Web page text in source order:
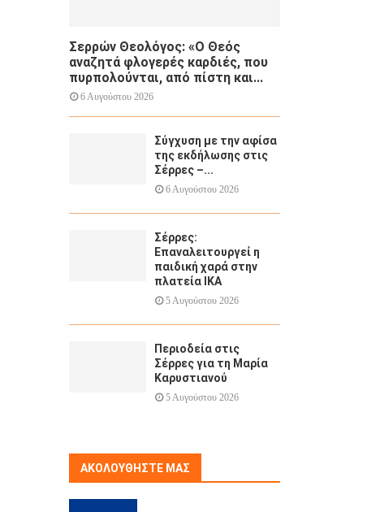
Σερρών Θεολόγος: «Ο Θεός
αναζητά φλογερές καρδιές, που
πυρπολούνται, από πίστη και...
6 Αυγούστου 2026
Σύγχυση με την αφίσα
της εκδήλωσης στις
Σέρρες –...
6 Αυγούστου 2026
Σέρρες:
Επαναλειτουργεί η
παιδική χαρά στην
πλατεία ΙΚΑ
5 Αυγούστου 2026
Περιοδεία στις
Σέρρες για τη Μαρία
Καρυστιανού
5 Αυγούστου 2026
ΑΚΟΛΟΥΘΉΣΤΕ ΜΑΣ